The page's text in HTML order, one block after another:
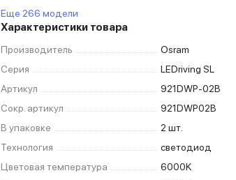
Еще 266 модели
Характеристики товара
Производитель
Osram
Серия
LEDriving SL
Артикул
921DWP-02B
Сокр. артикул
921DWP02B
В упаковке
2 шт.
Технология
светодиод
Цветовая температура
6000K